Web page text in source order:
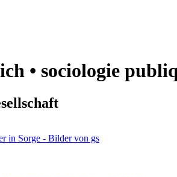
• sociologie
in Sorge - Bilder von gs